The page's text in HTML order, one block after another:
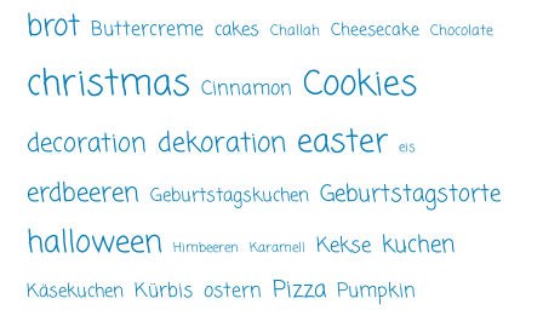
brot Buttercreme cakes Challah Cheesecake Chocolate
christmas Cinnamon Cookies
decoration dekoration easter eis
erdbeeren Geburtstagskuchen Geburtstagstorte
halloween Himbeeren Karamell Kekse kuchen
Käsekuchen Kürbis ostern Pizza Pumpkin